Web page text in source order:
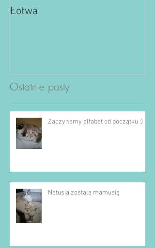
Łotwa
Ostatnie posty
Zaczynamy alfabet od początku :)
Natusia została mamusią